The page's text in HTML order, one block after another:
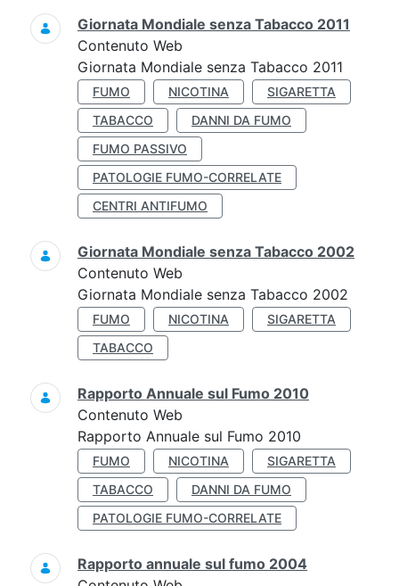
Giornata Mondiale senza Tabacco 2011
Contenuto Web
Giornata Mondiale senza Tabacco 2011
FUMO NICOTINA
SIGARETTA
TABACCO
DANNI DA FUMO
FUMO PASSIVO
PATOLOGIE FUMO-CORRELATE
CENTRI ANTIFUMO
Giornata Mondiale senza Tabacco 2002
Contenuto Web
Giornata Mondiale senza Tabacco 2002
FUMO NICOTINA
SIGARETTA
TABACCO
Rapporto Annuale sul Fumo 2010
Contenuto Web
Rapporto Annuale sul Fumo 2010
FUMO NICOTINA
SIGARETTA
TABACCO
DANNI DA FUMO
PATOLOGIE FUMO-CORRELATE
Rapporto annuale sul fumo 2004